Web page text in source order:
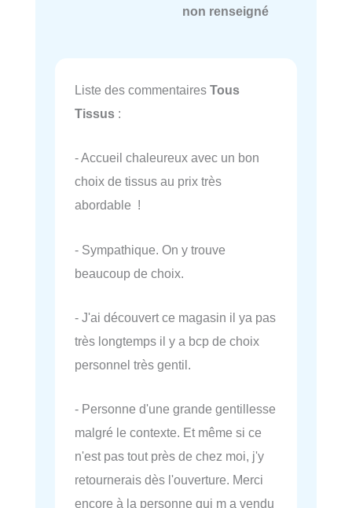
non renseigné
Liste des commentaires Tous
Tissus :
- Accueil chaleureux avec un bon
choix de tissus au prix très
abordable !
- Sympathique. On y trouve
beaucoup de choix.
- J'ai découvert ce magasin il ya pas
très longtemps il y a bcp de choix
personnel très gentil.
- Personne d'une grande gentillesse
malgré le contexte. Et même si ce
n'est pas tout près de chez moi, j'y
retournerais dès l'ouverture. Merci
encore à la personne qui m a vendu